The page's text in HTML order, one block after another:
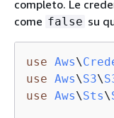
completo. Le
come false su
use Aws\
use Aws\S3\
use Aws\Sts\